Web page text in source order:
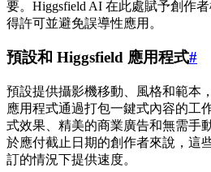
要。Higgsfield AI 在此處賦予創作
得許可並避免誤導性應用。
預設和 Higgsfield 應用程式#
預設提供攝影機移動、風格和範本
應用程式通過打包一鍵式內容的工
式效果、精美的商業廣告和無需手
於應付截止日期的創作者來說，這
訂的情況下提供速度。